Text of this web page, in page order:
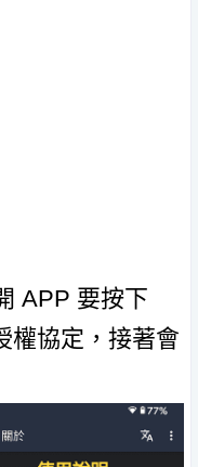
APP 要按下
權協定，接著會